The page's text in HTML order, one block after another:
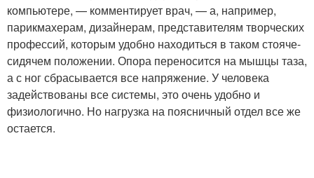
компьютере, — комментирует врач, — а, например,
парикмахерам, дизайнерам, представителям творческих
профессий, которым удобно находиться в таком стояче-
сидячем положении. Опора переносится на мышцы таза,
а с ног сбрасывается все напряжение. У человека
задействованы все системы, это очень удобно и
физиологично. Но нагрузка на поясничный отдел все же
остается.